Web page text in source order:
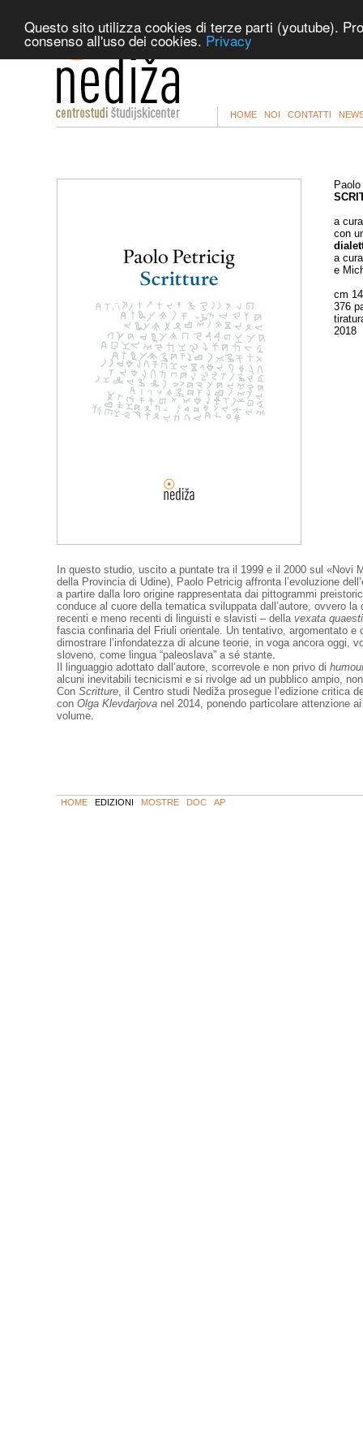
Questo sito utilizza cookies di terze parti (youtube).
consenso all'uso dei cookies. Privacy
a
con
a
e
cm
376
2018
In questo studio, uscito a puntate tra il 1999 e il 2000 sul «Novi
della Provincia di Udine), Paolo Petricig affronta l’evoluzione
a partire dalla loro origine rappresentata dai pittogrammi
conduce al cuore della tematica sviluppata dall’autore, ovvero
recenti e meno recenti di linguisti e slavisti – della vexata
fascia confinaria del Friuli orientale. Un tentativo, argomentato e
dimostrare l’infondatezza di alcune teorie, in voga ancora oggi,
sloveno, come lingua “paleoslava” a sé stante.
Il linguaggio adottato dall’autore, scorrevole e non privo di
alcuni inevitabili tecnicismi e si rivolge ad un pubblico ampio,
Con Scritture, il Centro studi Nediža prosegue l’edizione critica
con Olga Klevdarjova nel 2014, ponendo particolare attenzione
volume.
HOME EDIZIONI MOSTRE DOC AP
HOME NOI CONTATTI